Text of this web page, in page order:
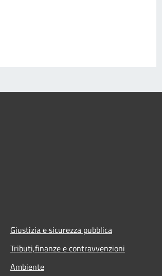
Giustizia e sicurezza pubblica
Tributi,finanze e contravvenzioni
Ambiente